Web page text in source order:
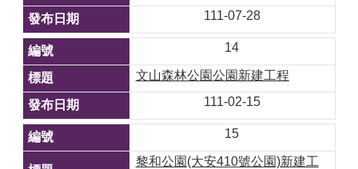
111-07-28
14
文山森林公園公園新建工程
111-02-15
15
​黎和公園(大安410號公園)新建工